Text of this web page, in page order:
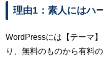
理由1：素人にはハ
WordPressには【テーマ
り、無料のものから有料